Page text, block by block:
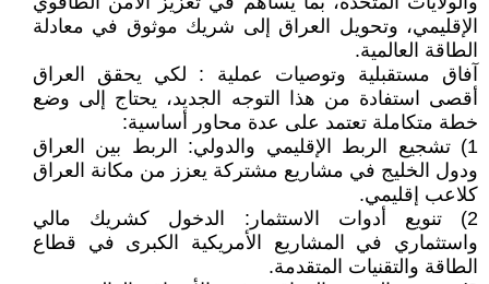
الإقليمي، وتحويل العراق إلى شريك موثوق في معادلة
الطاقة العالمية.
آفاق مستقبلية وتوصيات عملية : لكي يحقق العراق
أقصى استفادة من هذا التوجه الجديد، يحتاج إلى وضع
خطة متكاملة تعتمد على عدة محاور أساسية:
1) تشجيع الربط الإقليمي والدولي: الربط بين العراق
ودول الخليج في مشاريع مشتركة يعزز من مكانة العراق
كلاعب إقليمي.
2) تنويع أدوات الاستثمار: الدخول كشريك مالي
واستثماري في المشاريع الأمريكية الكبرى في قطاع
الطاقة والتقنيات المتقدمة.